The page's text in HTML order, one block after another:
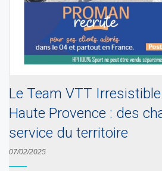
Le Team VTT
Haute Provence : des
service du territoire
07/02/2025